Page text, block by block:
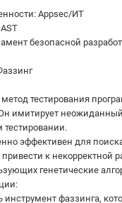
Appsec/ИТ
безопасной
тестирования
имитирует
эффективен для
привести к
генетические
инструмент фаззинга,